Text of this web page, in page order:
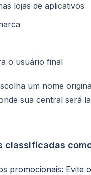
lojas de aplicativos
o usuário final
um nome
sua central será
classificadas
promocionais: